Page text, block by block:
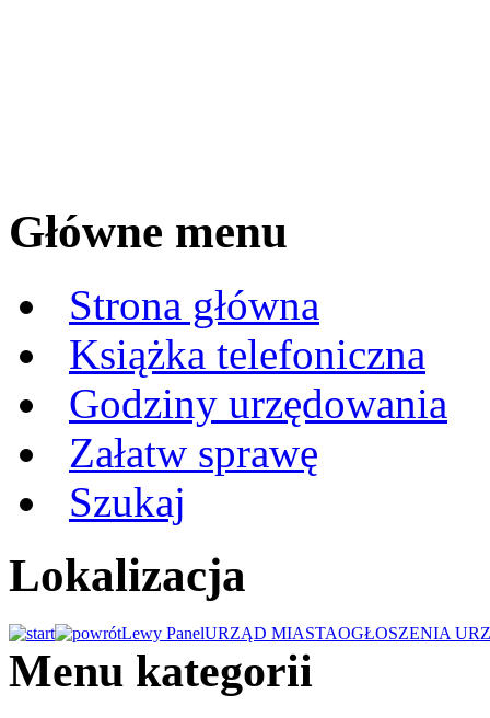
Główne menu
Strona główna
Książka telefoniczna
Godziny urzędowania
Załatw sprawę
Szukaj
Lokalizacja
Lewy PanelURZĄD MIASTAOGŁOSZENIA
Menu kategorii